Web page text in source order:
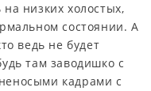
низких холостых,
состоянии. А
ведь не будет
там заводишко с
кадрами с